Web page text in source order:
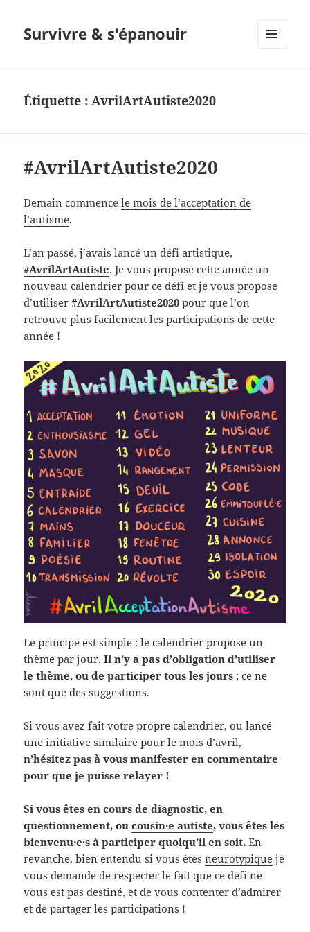
Survivre & s'épanouir
Étiquette : AvrilArtAutiste2020
#AvrilArtAutiste2020
Demain commencele mois de l’acceptation de
l’autisme.
L’an passé, j’avais lancé un défi artistique,
#AvrilArtAutiste. Je vous propose cette année un
nouveau calendrier pour ce défi et je vous propose
d’utiliser#AvrilArtAutiste2020 pour que l’on
retrouve plus facilement les participations de cette
année !
Le principe est simple : le calendrier propose un
thème par jour. Il n’y a pas d’obligation d’utiliser
le thème, ou de participer tous les jours ; ce ne
sont que des suggestions.
Si vous avez fait votre propre calendrier, ou lancé
une initiative similaire pour le mois d’avril,
n’hésitez pas à vous manifester en commentaire
pour que je puisse relayer !
Si vous êtes en cours de diagnostic, en
questionnement, oucousin·e autiste, vous êtes les
bienvenu·e·s à participer quoiqu’il en soit.En
revanche, bien entendu si vous êtesneurotypique je
vous demande de respecter le fait que ce défi ne
vous est pas destiné, et de vous contenter d’admirer
et de partager les participations !